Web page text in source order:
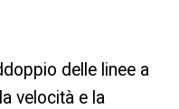
delle linee a
velocità e la